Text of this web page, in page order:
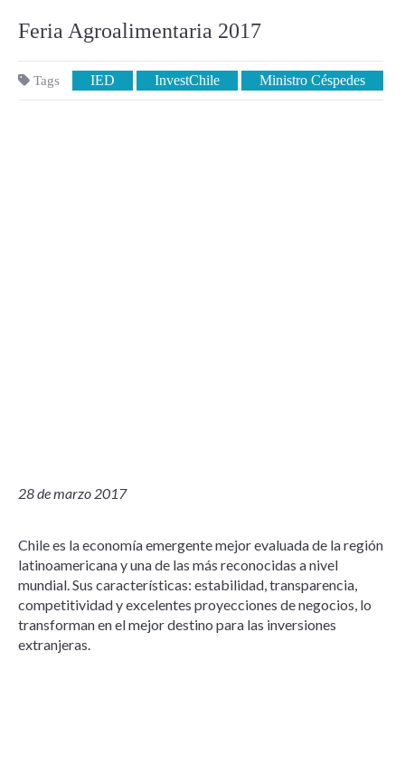
Feria Agroalimentaria 2017
Tags IED InvestChile Ministro Céspedes
28 de marzo 2017
Chile es la economía emergente mejor evaluada de la región
latinoamericana y una de las más reconocidas a nivel
mundial. Sus características: estabilidad, transparencia,
competitividad y excelentes proyecciones de negocios, lo
transforman en el mejor destino para las inversiones
extranjeras.